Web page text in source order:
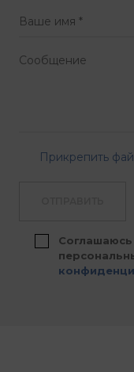
Прикрепить